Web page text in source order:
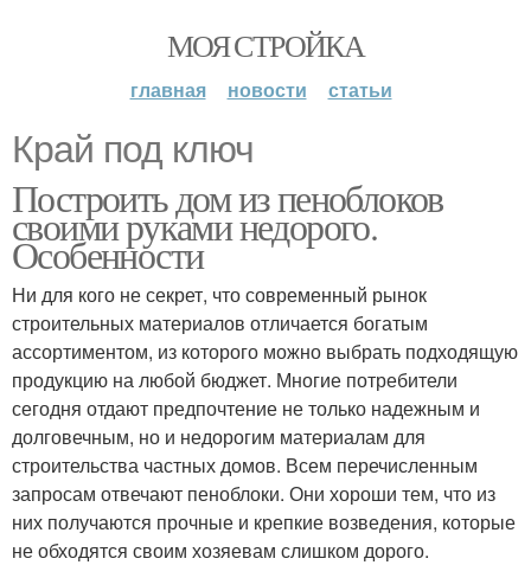
МОЯ СТРОЙКА
главная новости статьи
Край под ключ
Построить дом из пеноблоков
своими руками недорого.
Особенности
Ни для кого не секрет, что современный рынок
строительных материалов отличается богатым
ассортиментом, из которого можно выбрать подходящую
продукцию на любой бюджет. Многие потребители
сегодня отдают предпочтение не только надежным и
долговечным, но и недорогим материалам для
строительства частных домов. Всем перечисленным
запросам отвечают пеноблоки. Они хороши тем, что из
них получаются прочные и крепкие возведения, которые
не обходятся своим хозяевам слишком дорого.